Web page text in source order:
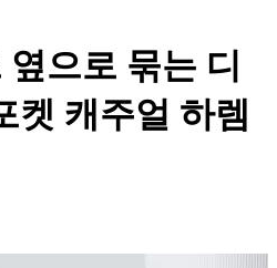
으로 묶는 디
켓 캐주얼 하렘